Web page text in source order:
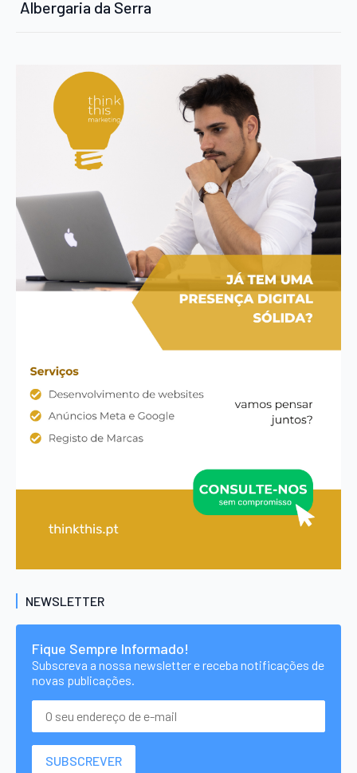
Albergaria da Serra
NEWSLETTER
Fique Sempre Informado!
Subscreva a nossa newsletter e receba notificações de
novas publicações.